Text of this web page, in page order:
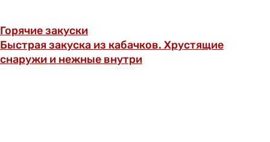
Горячие закуски
Быстрая закуска из кабачков. Хрустящие
снаружи и нежные внутри